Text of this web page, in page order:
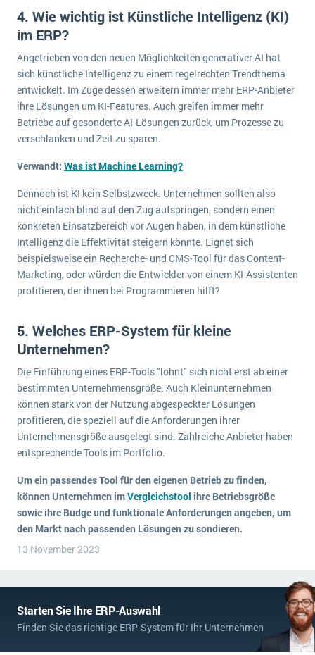
4. Wie wichtig ist Künstliche Intelligenz (KI)
im ERP?
Angetrieben von den neuen Möglichkeiten generativer AI hat
sich künstliche Intelligenz zu einem regelrechten Trendthema
entwickelt. Im Zuge dessen erweitern immer mehr ERP-Anbieter
ihre Lösungen um KI-Features. Auch greifen immer mehr
Betriebe auf gesonderte AI-Lösungen zurück, um Prozesse zu
verschlanken und Zeit zu sparen.
Verwandt: Was ist Machine Learning?
Dennoch ist KI kein Selbstzweck. Unternehmen sollten also
nicht einfach blind auf den Zug aufspringen, sondern einen
konkreten Einsatzbereich vor Augen haben, in dem künstliche
Intelligenz die Effektivität steigern könnte. Eignet sich
beispielsweise ein Recherche- und CMS-Tool für das Content-
Marketing, oder würden die Entwickler von einem KI-Assistenten
profitieren, der ihnen bei Programmieren hilft?
5. Welches ERP-System für kleine
Unternehmen?
Die Einführung eines ERP-Tools "lohnt" sich nicht erst ab einer
bestimmten Unternehmensgröße. Auch Kleinunternehmen
können stark von der Nutzung abgespeckter Lösungen
profitieren, die speziell auf die Anforderungen ihrer
Unternehmensgröße ausgelegt sind. Zahlreiche Anbieter haben
entsprechende Tools im Portfolio.
Um ein passendes Tool für den eigenen Betrieb zu finden,
können Unternehmen imVergleichstool ihre Betriebsgröße
sowie ihre Budge und funktionale Anforderungen angeben, um
den Markt nach passenden Lösungen zu sondieren.
13 November 2023
Starten Sie Ihre ERP-Auswahl
Finden Sie das richtige ERP-System für Ihr Unternehmen